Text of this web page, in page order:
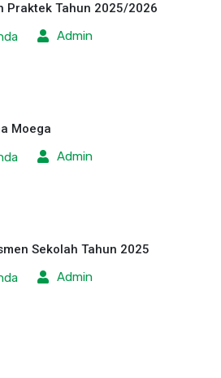
Praktek Tahun 2025/2026
Admin
Moega
Admin
Sekolah Tahun 2025
Admin